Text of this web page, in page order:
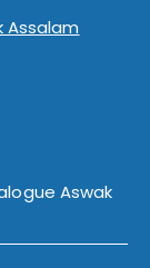
Assalam
Aswak